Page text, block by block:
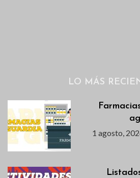
LO MÁS
1 agosto,